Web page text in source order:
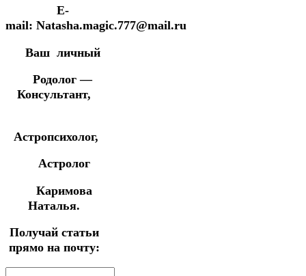
E-
mail: Natasha.magic.777@mail.ru
Ваш личный
Родолог —
Консультант,
Астропсихолог,
Астролог
Каримова
Наталья.
Получай статьи
прямо на почту: